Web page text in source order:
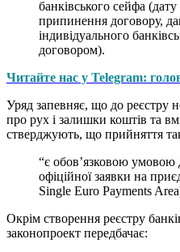
банківського сейфа
припинення договору,
індивідуального
договором).
Читайте нас у Telegram:
Уряд запевняє, що до реєстру
про рух і залишки коштів та
стверджують, що прийняття
“є обов’язковою умовою
офіційної заявки на
Single Euro Payments
Окрім створення реєстру
законопроект передбачає: